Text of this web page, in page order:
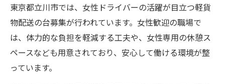
女性ドライバーが活躍できる台募集の条件
ストレスなしで働ける求人を見極めるコツ
不在が少ない配送業務で安定収入を目指す
東京都立川市では、女性ドライバーの活躍が目立つ軽貨
物配送の台募集が行われています。女性歓迎の職場で
は、体力的な負担を軽減する工夫や、女性専用の休憩ス
ペースなども用意されており、安心して働ける環境が整
っています。